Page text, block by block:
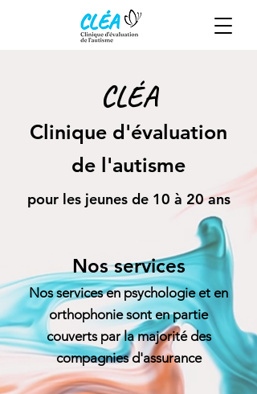
CLÉA
Clinique d'évaluation
de l'autisme
pour les jeunes de 10 à 20 ans
Nos services
​Nos services en psychologie et en
orthophonie sont en partie
couverts par la majorité des
compagnies d'assurance